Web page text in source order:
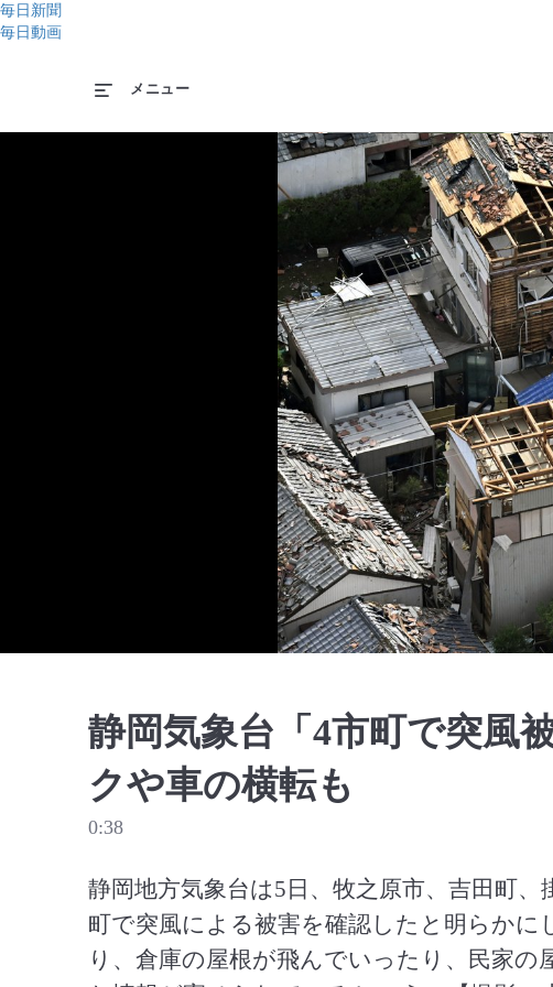
毎日新聞
毎日動画
メニュー
静岡気象台「4市町で突風
クや車の横転も
0:38
静岡地方気象台は5日、牧之原市、吉田町
町で突風による被害を確認したと明らかに
り、倉庫の屋根が飛んでいったり、民家の